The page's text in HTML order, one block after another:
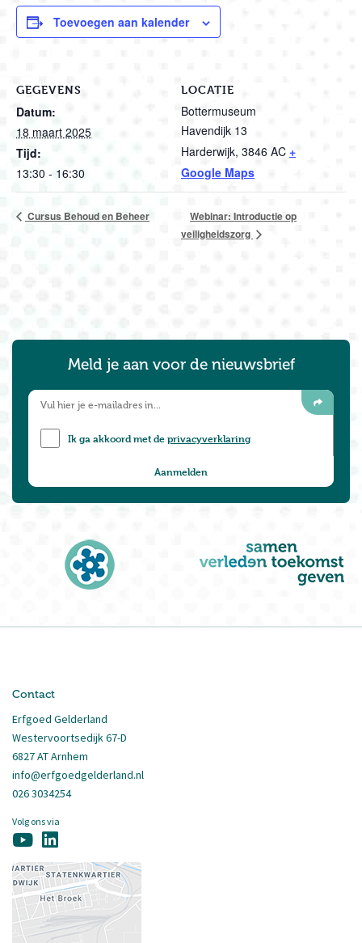
Toevoegen aan kalender
GEGEVENS
Datum:
18 maart 2025
Tijd:
13:30 - 16:30
LOCATIE
Bottermuseum
Havendijk 13
Harderwijk, 3846 AC +
Google Maps
Cursus Behoud en Beheer
Webinar: Introductie op
veiligheidszorg
Meld je aan voor de nieuwsbrief
Ik ga akkoord met deprivacyverklaring
Contact
Erfgoed Gelderland
Westervoortsedijk 67-D
6827 AT Arnhem
info@erfgoedgelderland.nl
026 3034254
Volg ons via